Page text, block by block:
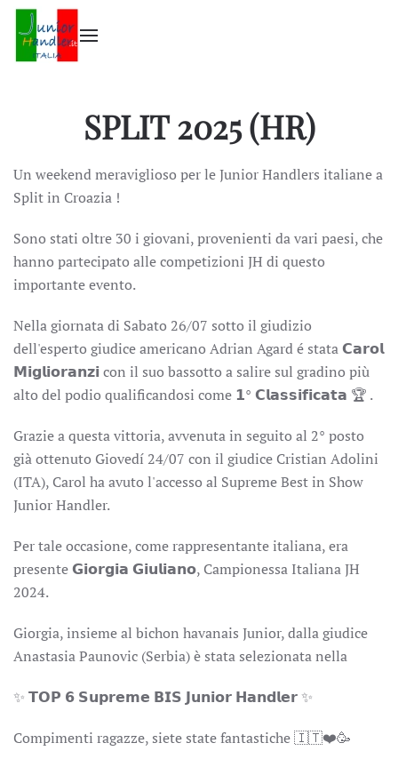
Skip to main content
SPLIT 2025 (HR)
Un weekend meraviglioso per le Junior Handlers italiane a
Split in Croazia !
Sono stati oltre 30 i giovani, provenienti da vari paesi, che
hanno partecipato alle competizioni JH di questo
importante evento.
Nella giornata di Sabato 26/07 sotto il giudizio
dell'esperto giudice americano Adrian Agard é stata 𝗖𝗮𝗿𝗼𝗹
𝗠𝗶𝗴𝗹𝗶𝗼𝗿𝗮𝗻𝘇𝗶 con il suo bassotto a salire sul gradino più
alto del podio qualificandosi come 𝟭° 𝗖𝗹𝗮𝘀𝘀𝗶𝗳𝗶𝗰𝗮𝘁𝗮 🏆 .
Grazie a questa vittoria, avvenuta in seguito al 2° posto
già ottenuto Giovedí 24/07 con il giudice Cristian Adolini
(ITA), Carol ha avuto l'accesso al Supreme Best in Show
Junior Handler.
Per tale occasione, come rappresentante italiana, era
presente 𝗚𝗶𝗼𝗿𝗴𝗶𝗮 𝗚𝗶𝘂𝗹𝗶𝗮𝗻𝗼, Campionessa Italiana JH
2024.
Giorgia, insieme al bichon havanais Junior, dalla giudice
Anastasia Paunovic (Serbia) è stata selezionata nella
✨️ 𝗧𝗢𝗣 𝟲 𝗦𝘂𝗽𝗿𝗲𝗺𝗲 𝗕𝗜𝗦 𝗝𝘂𝗻𝗶𝗼𝗿 𝗛𝗮𝗻𝗱𝗹𝗲𝗿 ✨️
Compimenti ragazze, siete state fantastiche 🇮🇹❤️🥳